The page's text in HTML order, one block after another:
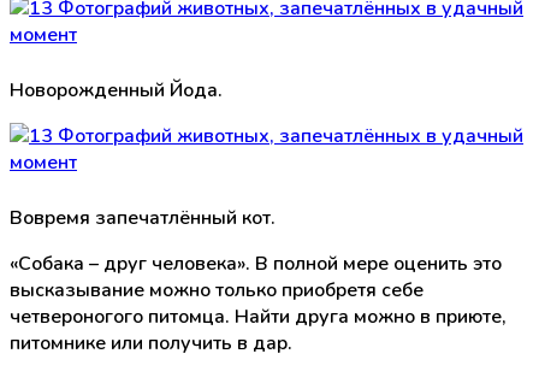
Новорожденный Йода.
Вовремя запечатлённый кот.
«Собака – друг человека». В полной мере оценить это
высказывание можно только приобретя себе
четвероногого питомца. Найти друга можно в приюте,
питомнике или получить в дар.